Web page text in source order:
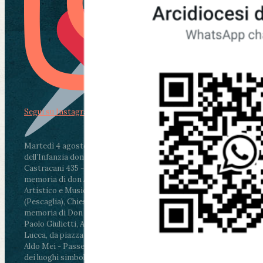
Martedì 4 agosto2026
ore 11:30 - Lucca, Scuola
dell’Infanzia don Aldo Mei - Viale Castruccio
Castracani 435 - Inaugurazione murales in
memoria di don Aldo Mei curato dal Liceo
Artistico e Musicale “Passaglia”
ore 18 - Fiano
(Pescaglia), Chiesa parrocchiale - Messa in
memoria di Don Aldo Mei celebrata da mons.
Paolo Giulietti, Arcivescovo di Lucca
ore 20.30 -
Lucca, da piazza San Michele al Cippo di don
Aldo Mei - Passeggiata della Memoria in alcuni
dei luoghi simbolo della città. Ritrovo alle ore
Segui su Instagram